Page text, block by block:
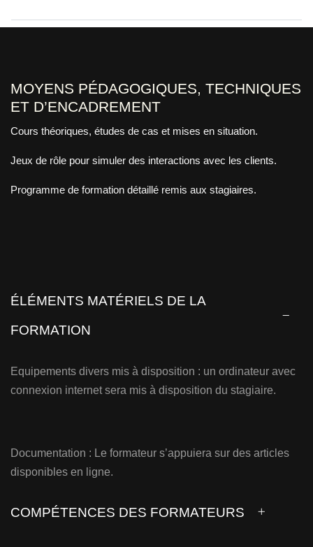
MOYENS PÉDAGOGIQUES, TECHNIQUES
ET D’ENCADREMENT
Cours théoriques, études de cas et mises en situation.
Jeux de rôle pour simuler des interactions avec les clients.
Programme de formation détaillé remis aux stagiaires.
ÉLÉMENTS MATÉRIELS DE LA
FORMATION
Equipements divers mis à disposition : un ordinateur avec
connexion internet sera mis à disposition du stagiaire.
Documentation : Le formateur s’appuiera sur des articles
disponibles en ligne.
COMPÉTENCES DES FORMATEURS